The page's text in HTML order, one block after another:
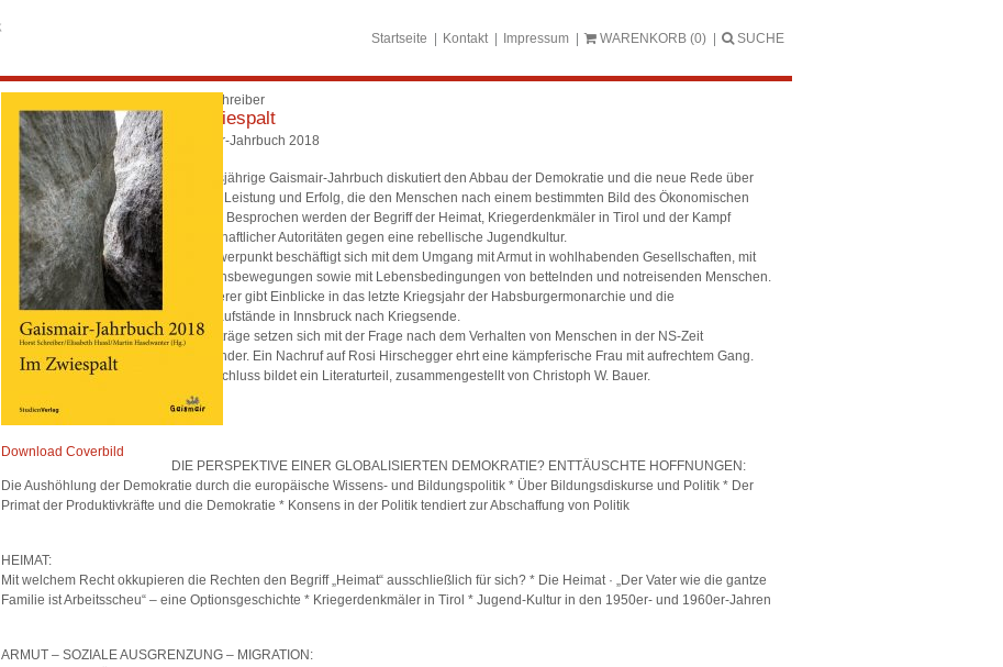
Startseite Kontakt Impressum WARENKORB (0) SUCHE
Download Coverbild
Horst Schreiber
Im Zwiespalt
Gaismair-Jahrbuch 2018
Das diesjährige Gaismair-Jahrbuch diskutiert den Abbau der Demokratie und die neue Rede über
Bildung, Leistung und Erfolg, die den Menschen nach einem bestimmten Bild des Ökonomischen
umformt. Besprochen werden der Begriff der Heimat, Kriegerdenkmäler in Tirol und der Kampf
gesellschaftlicher Autoritäten gegen eine rebellische Jugendkultur.
Ein Schwerpunkt beschäftigt sich mit dem Umgang mit Armut in wohlhabenden Gesellschaften, mit
Migrationsbewegungen sowie mit Lebensbedingungen von bettelnden und notreisenden Menschen.
Ein anderer gibt Einblicke in das letzte Kriegsjahr der Habsburgermonarchie und die
Hungeraufstände in Innsbruck nach Kriegsende.
Drei Beiträge setzen sich mit der Frage nach dem Verhalten von Menschen in der NS-Zeit
auseinander. Ein Nachruf auf Rosi Hirschegger ehrt eine kämpferische Frau mit aufrechtem Gang.
Den Abschluss bildet ein Literaturteil, zusammengestellt von Christoph W. Bauer.
DIE PERSPEKTIVE EINER GLOBALISIERTEN DEMOKRATIE? ENTTÄUSCHTE HOFFNUNGEN:
Die Aushöhlung der Demokratie durch die europäische Wissens- und Bildungspolitik * Über Bildungsdiskurse und Politik * Der
Primat der Produktivkräfte und die Demokratie * Konsens in der Politik tendiert zur Abschaffung von Politik
HEIMAT:
Mit welchem Recht okkupieren die Rechten den Begriff „Heimat“ ausschließlich für sich? * Die Heimat · „Der Vater wie die gantze
Familie ist Arbeitsscheu“ – eine Optionsgeschichte * Kriegerdenkmäler in Tirol * Jugend-Kultur in den 1950er- und 1960er-Jahren
ARMUT – SOZIALE AUSGRENZUNG – MIGRATION: